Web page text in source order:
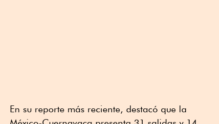
En su reporte más reciente, destacó que la